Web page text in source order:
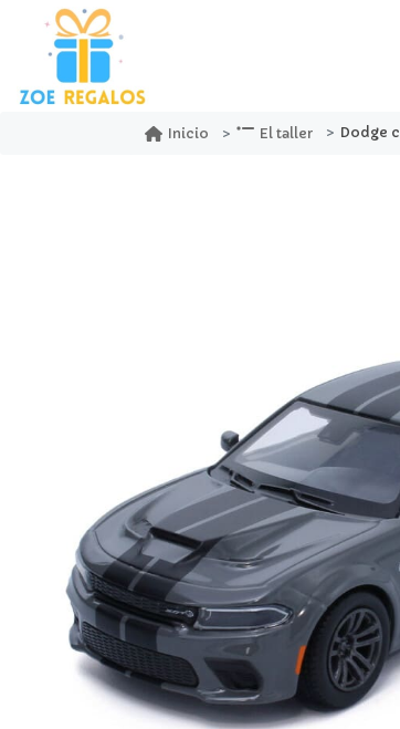
Inicio El taller Dodge